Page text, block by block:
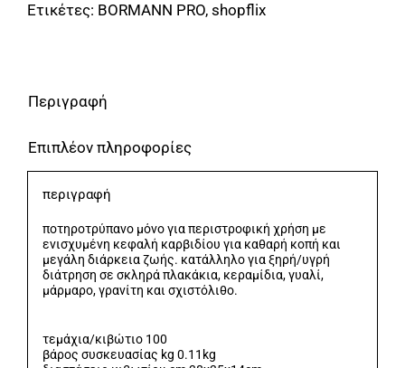
ΠΛΑΚΙΔΙΟΥ
Φ20mm
Pro
BHT4058
ποσότητα
Ετικέτες: BORMANN PRO, shopflix
Περιγραφή
Επιπλέον πληροφορίες
περιγραφή
ποτηροτρύπανο μόνο για περιστροφική χρήση με
ενισχυμένη κεφαλή καρβιδίου για καθαρή κοπή και
μεγάλη διάρκεια ζωής. κατάλληλο για ξηρή/υγρή
διάτρηση σε σκληρά πλακάκια, κεραμίδια, γυαλί,
μάρμαρο, γρανίτη και σχιστόλιθο.
τεμάχια/κιβώτιο 100
βάρος συσκευασίας kg 0.11kg